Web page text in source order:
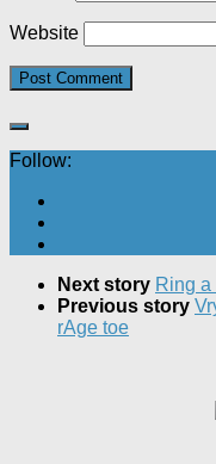
Website
Follow:
Next story Ring
Previous story
rAge toe